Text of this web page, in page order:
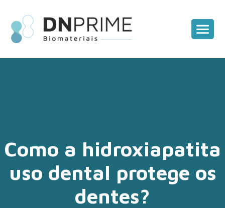
Como a hidroxiapatita
uso dental protege os
dentes?